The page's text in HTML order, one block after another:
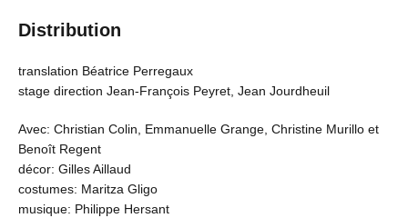
Distribution
translation Béatrice Perregaux
stage direction Jean-François Peyret, Jean Jourdheuil
Avec: Christian Colin, Emmanuelle Grange, Christine Murillo et
Benoît Regent
décor: Gilles Aillaud
costumes: Maritza Gligo
musique: Philippe Hersant